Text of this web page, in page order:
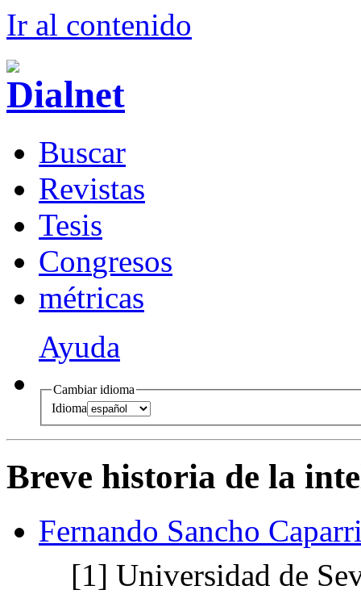
Ir al contenido
Buscar
Revistas
Tesis
Congresos
métricas
Ayuda
Cambiar idioma
Idioma
Breve historia de la
Fernando Sancho
[1] Universidad de